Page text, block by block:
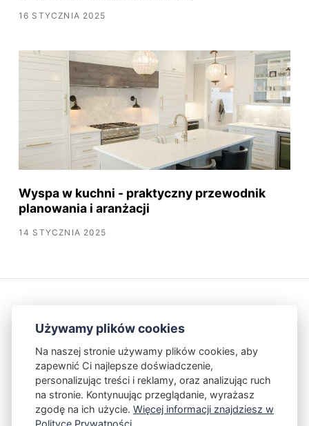
16 STYCZNIA 2025
Wyspa w kuchni - praktyczny przewodnik
planowania i aranżacji
14 STYCZNIA 2025
Kontakt Polityka Prywatności
Powered by Publii
Używamy plików cookies
Na naszej stronie używamy plików cookies, aby
zapewnić Ci najlepsze doświadczenie,
personalizując treści i reklamy, oraz analizując ruch
na stronie. Kontynuując przeglądanie, wyrażasz
zgodę na ich użycie. Więcej informacji znajdziesz w
Polityce Prywatności.